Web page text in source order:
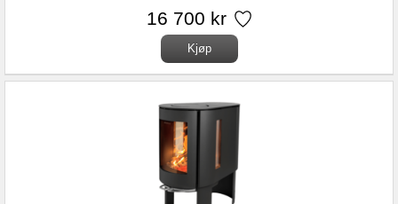
Primærluft Vekt 85 kg / ca 110 kg med etasjestykke Røykuttak
diameter 125 mm Avstand fra gulv til senter røykrør 680/610 mm
/ med topp: 995/925 mm Røykuttak Topp, side og bak / Topp og
side på etasjestykke. Dovre 40 CBS har regulerbare ben
Gulvplatemål minimum 500x900
16 700 kr